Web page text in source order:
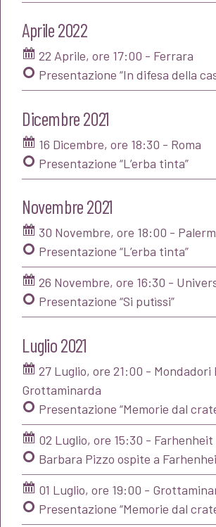
Aprile 2022
22 Aprile, ore 17:00 - Ferrara
Presentazione “In difesa della
Dicembre 2021
16 Dicembre, ore 18:30 - Roma
Presentazione “L’erba tinta”
Novembre 2021
30 Novembre, ore 18:00 -
Presentazione “L’erba tinta”
26 Novembre, ore 16:30 -
Presentazione “Si putìssi”
Luglio 2021
27 Luglio, ore 21:00 - Mondadori
Grottaminarda
Presentazione “Memorie dal
02 Luglio, ore 15:30 - Farhenheit
Barbara Pizzo ospite a
01 Luglio, ore 19:00 -
Presentazione “Memorie dal